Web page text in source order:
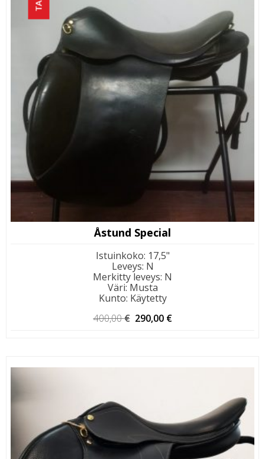
Åstund Special
Istuinkoko: 17,5"
Leveys: N
Merkitty leveys: N
Väri: Musta
Kunto: Käytetty
400,00€ Alkuperäinen
290,00 €